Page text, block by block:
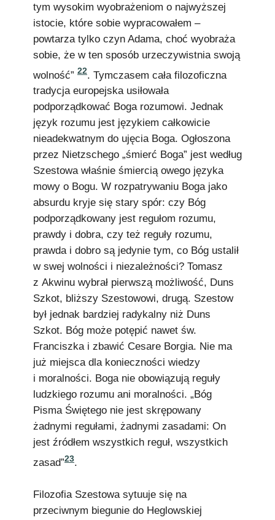
tym wysokim wyobrażeniom o najwyższej
istocie, które sobie wypracowałem –
powtarza tylko czyn Adama, choć wyobraża
sobie, że w ten sposób urzeczywistnia swoją
wolność” 22. Tymczasem cała filozoficzna
tradycja europejska usiłowała
podporządkować Boga rozumowi. Jednak
język rozumu jest językiem całkowicie
nieadekwatnym do ujęcia Boga. Ogłoszona
przez Nietzschego „śmierć Boga” jest według
Szestowa właśnie śmiercią owego języka
mowy o Bogu. W rozpatrywaniu Boga jako
absurdu kryje się stary spór: czy Bóg
podporządkowany jest regułom rozumu,
prawdy i dobra, czy też reguły rozumu,
prawda i dobro są jedynie tym, co Bóg ustalił
w swej wolności i niezależności? Tomasz
z Akwinu wybrał pierwszą możliwość, Duns
Szkot, bliższy Szestowowi, drugą. Szestow
był jednak bardziej radykalny niż Duns
Szkot. Bóg może potępić nawet św.
Franciszka i zbawić Cesare Borgia. Nie ma
już miejsca dla konieczności wiedzy
i moralności. Boga nie obowiązują reguły
ludzkiego rozumu ani moralności. „Bóg
Pisma Świętego nie jest skrępowany
żadnymi regułami, żadnymi zasadami: On
jest źródłem wszystkich reguł, wszystkich
zasad”23.
Filozofia Szestowa sytuuje się na
przeciwnym biegunie do Heglowskiej